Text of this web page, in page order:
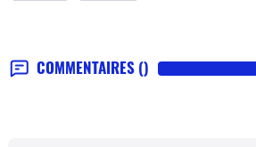
COMMENTAIRES ()